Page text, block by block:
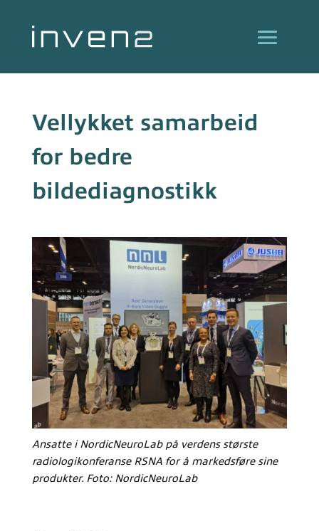
Vellykket samarbeid
for bedre
bildediagnostikk
Ansatte i NordicNeuroLab på verdens største
radiologikonferanse RSNA for å markedsføre sine
produkter. Foto: NordicNeuroLab